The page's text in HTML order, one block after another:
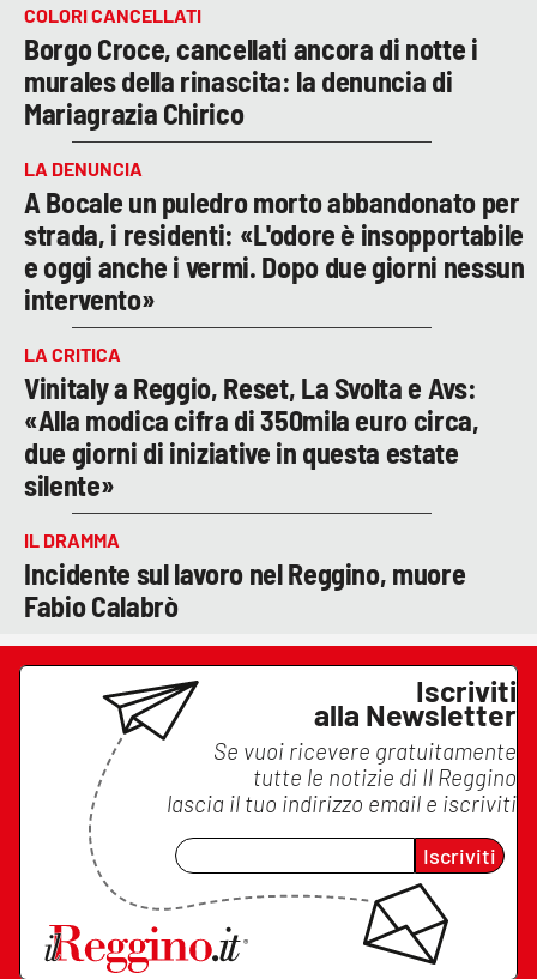
COLORI CANCELLATI
Borgo Croce, cancellati ancora di notte i
murales della rinascita: la denuncia di
Mariagrazia Chirico
LA DENUNCIA
A Bocale un puledro morto abbandonato per
strada, i residenti: «L'odore è insopportabile
e oggi anche i vermi. Dopo due giorni nessun
intervento»
LA CRITICA
Vinitaly a Reggio, Reset, La Svolta e Avs:
«Alla modica cifra di 350mila euro circa,
due giorni di iniziative in questa estate
silente»
IL DRAMMA
Incidente sul lavoro nel Reggino, muore
Fabio Calabrò
Iscriviti
alla Newsletter
Se vuoi ricevere gratuitamente
tutte le notizie di Il Reggino
lascia il tuo indirizzo email e iscriviti
Iscriviti